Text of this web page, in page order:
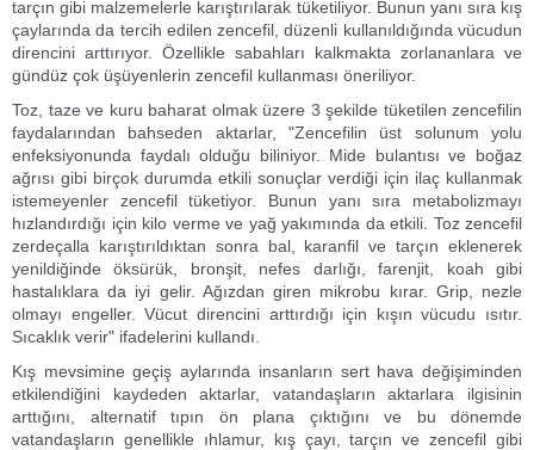
tarçın gibi malzemelerle karıştırılarak tüketiliyor. Bunun yanı sıra kış
çaylarında da tercih edilen zencefil, düzenli kullanıldığında vücudun
direncini arttırıyor. Özellikle sabahları kalkmakta zorlananlara ve
gündüz çok üşüyenlerin zencefil kullanması öneriliyor.
Toz, taze ve kuru baharat olmak üzere 3 şekilde tüketilen zencefilin
faydalarından bahseden aktarlar, "Zencefilin üst solunum yolu
enfeksiyonunda faydalı olduğu biliniyor. Mide bulantısı ve boğaz
ağrısı gibi birçok durumda etkili sonuçlar verdiği için ilaç kullanmak
istemeyenler zencefil tüketiyor. Bunun yanı sıra metabolizmayı
hızlandırdığı için kilo verme ve yağ yakımında da etkili. Toz zencefil
zerdeçalla karıştırıldıktan sonra bal, karanfil ve tarçın eklenerek
yenildiğinde öksürük, bronşit, nefes darlığı, farenjit, koah gibi
hastalıklara da iyi gelir. Ağızdan giren mikrobu kırar. Grip, nezle
olmayı engeller. Vücut direncini arttırdığı için kışın vücudu ısıtır.
Sıcaklık verir" ifadelerini kullandı.
Kış mevsimine geçiş aylarında insanların sert hava değişiminden
etkilendiğini kaydeden aktarlar, vatandaşların aktarlara ilgisinin
arttığını, alternatif tıpın ön plana çıktığını ve bu dönemde
vatandaşların genellikle ıhlamur, kış çayı, tarçın ve zencefil gibi